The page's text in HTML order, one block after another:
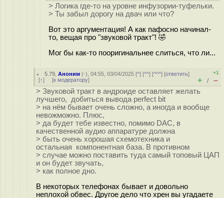
> Логика где-то на уровне инфузории-туфельки.
> Ты забыл дорогу на двач или что?
Вот это аргументация! А как пафосно начинал-
то, вещая про "звуковой тракт"! 🤣
Мог бы как-то пооригинальнее слиться, что ли...
5.79 ,Аноним (-), 04:55, 03/04/2025 [^] [^^] [^^^] [ответить]
[↑] [к модератору]
+1
+ / –
> Звуковой тракт в андроиде оставляет желать
лучшего, добиться вывода perfect bit
> на нём бывает очень сложно, а иногда и вообще
невожможно. Плюс,
> да будет тебе известно, помимо DAC, в
качественной аудио аппаратуре должна
> быть очень хорошая схемотехника и
остальная компонентная база. В противном
> случае можно поставить туда самый топовый ЦАП
и он будет звучать,
> как полное дно.
В некоторых телефонах бывает и довольно
неплохой обвес. Другое дело что хрен вы угадаете